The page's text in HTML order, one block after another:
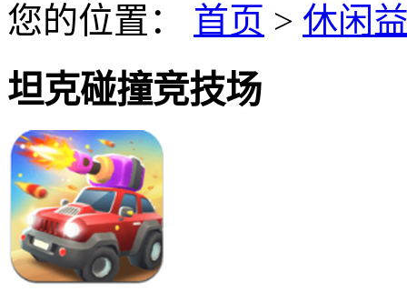
您的位置： 首页 > 休闲
坦克碰撞竞技场